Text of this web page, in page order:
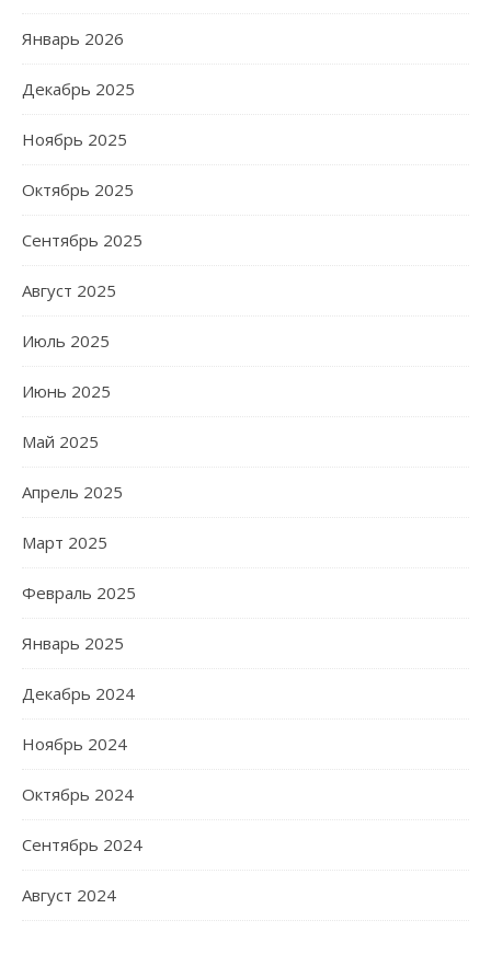
Январь 2026
Декабрь 2025
Ноябрь 2025
Октябрь 2025
Сентябрь 2025
Август 2025
Июль 2025
Июнь 2025
Май 2025
Апрель 2025
Март 2025
Февраль 2025
Январь 2025
Декабрь 2024
Ноябрь 2024
Октябрь 2024
Сентябрь 2024
Август 2024